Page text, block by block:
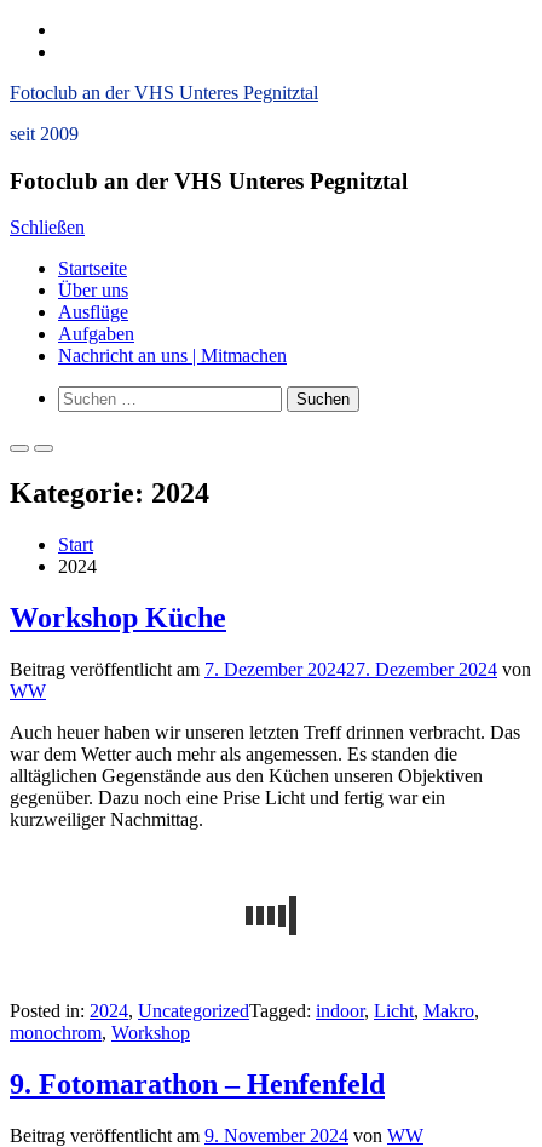
Zum
Inhalt
Impressum
Fotoclub an der VHS Unteres Pegnitztal
seit 2009
Fotoclub an der VHS Unteres Pegnitztal
Schließen
Startseite
Über uns
Ausflüge
Aufgaben
Nachricht an uns | Mitmachen
Such-
Formular
Suchen
nach:
Primäres
für
Primäres
für
Desktop
Kategorie: 2024
Start
2024
Workshop Küche
Beitrag veröffentlicht am 7. Dezember 202427. Dezember 2024 von
WW
Auch heuer haben wir unseren letzten Treff drinnen verbracht. Das
war dem Wetter auch mehr als angemessen. Es standen die
alltäglichen Gegenstände aus den Küchen unseren Objektiven
gegenüber. Dazu noch eine Prise Licht und fertig war ein
kurzweiliger Nachmittag.
Posted in: 2024, UncategorizedTagged: indoor, Licht, Makro,
monochrom, Workshop
9. Fotomarathon – Henfenfeld
Beitrag veröffentlicht am 9. November 2024 von WW